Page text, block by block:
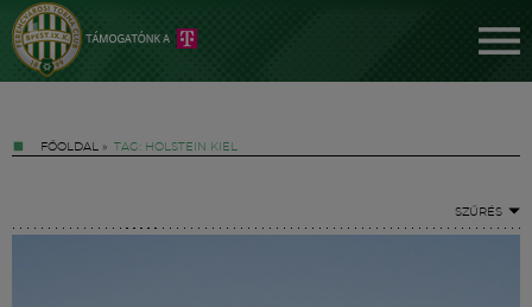
FŐOLDAL » TAG: HOLSTEIN KIEL
SZŰRÉS